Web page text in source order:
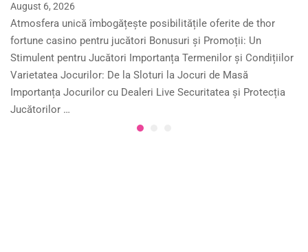
August 6, 2026
Atmosfera unică îmbogățește posibilitățile oferite de thor
fortune casino pentru jucători Bonusuri și Promoții: Un
Stimulent pentru Jucători Importanța Termenilor și Condițiilor
Varietatea Jocurilor: De la Sloturi la Jocuri de Masă
Importanța Jocurilor cu Dealeri Live Securitatea și Protecția
Jucătorilor …